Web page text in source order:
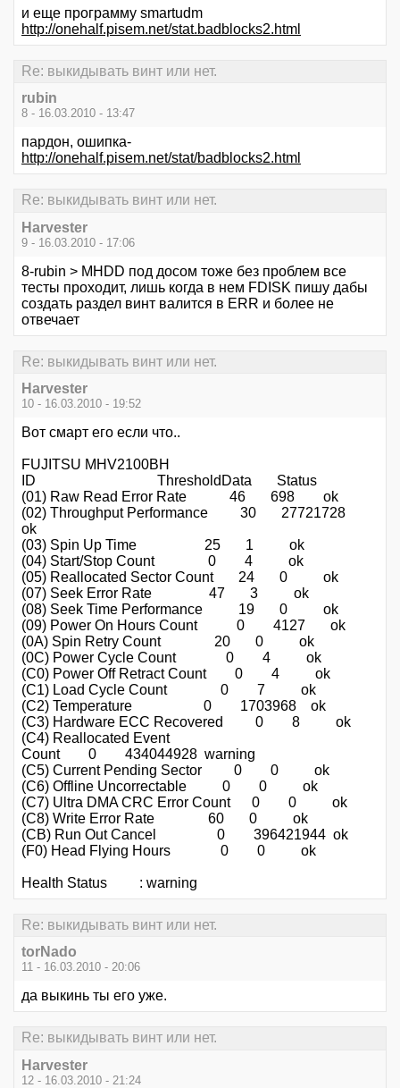
и еще программу smartudm
http://onehalf.pisem.net/stat.badblocks2.html
Re: выкидывать винт или нет.
rubin
8 - 16.03.2010 - 13:47
пардон, ошипка-
http://onehalf.pisem.net/stat/badblocks2.html
Re: выкидывать винт или нет.
Harvester
9 - 16.03.2010 - 17:06
8-rubin > MHDD под досом тоже без проблем все
тесты проходит, лишь когда в нем FDISK пишу дабы
создать раздел винт валится в ERR и более не
отвечает
Re: выкидывать винт или нет.
Harvester
10 - 16.03.2010 - 19:52
Вот смарт его если что..
FUJITSU MHV2100BH
ID ThresholdData Status
(01) Raw Read Error Rate 46 698 ok
(02) Throughput Performance 30 27721728
ok
(03) Spin Up Time 25 1 ok
(04) Start/Stop Count 0 4 ok
(05) Reallocated Sector Count 24 0 ok
(07) Seek Error Rate 47 3 ok
(08) Seek Time Performance 19 0 ok
(09) Power On Hours Count 0 4127 ok
(0A) Spin Retry Count 20 0 ok
(0C) Power Cycle Count 0 4 ok
(C0) Power Off Retract Count 0 4 ok
(C1) Load Cycle Count 0 7 ok
(C2) Temperature 0 1703968 ok
(C3) Hardware ECC Recovered 0 8 ok
(C4) Reallocated Event
Count 0 434044928 warning
(C5) Current Pending Sector 0 0 ok
(C6) Offline Uncorrectable 0 0 ok
(C7) Ultra DMA CRC Error Count 0 0 ok
(C8) Write Error Rate 60 0 ok
(CB) Run Out Cancel 0 396421944 ok
(F0) Head Flying Hours 0 0 ok
Health Status : warning
Re: выкидывать винт или нет.
torNado
11 - 16.03.2010 - 20:06
да выкинь ты его уже.
Re: выкидывать винт или нет.
Harvester
12 - 16.03.2010 - 21:24